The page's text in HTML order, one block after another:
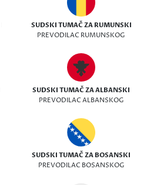
SUDSKI TUMAČ ZA RUMUNSKI
PREVODILAC RUMUNSKOG
SUDSKI TUMAČ ZA ALBANSKI
PREVODILAC ALBANSKOG
SUDSKI TUMAČ ZA BOSANSKI
PREVODILAC BOSANSKOG